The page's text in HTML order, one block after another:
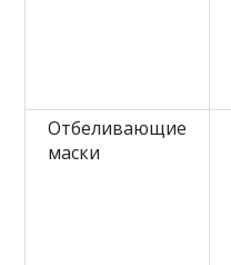
Отбеливающие
маски